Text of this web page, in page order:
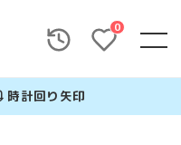
0
時計回り矢印